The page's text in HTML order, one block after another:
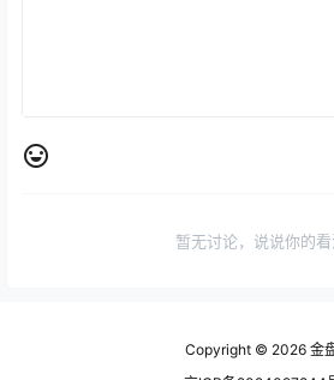
暂无讨论，说说你的
Copyright © 2026 金